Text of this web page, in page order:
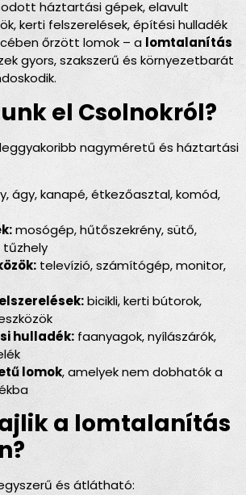
háztartási gépek, elavult
kerti felszerelések, építési hulladék
őrzött lomok – a lomtalanítás
gyors, szakszerű és környezetbarát
el Csolnokról?
nagyméretű és háztartási
ágy, kanapé, étkezőasztal, komód,
mosógép, hűtőszekrény, sütő,
tűzhely
televízió, számítógép, monitor,
bicikli, kerti bútorok,
hulladék: faanyagok, nyílászárók,
lomok, amelyek nem dobhatók a
a lomtalanítás
és átlátható: